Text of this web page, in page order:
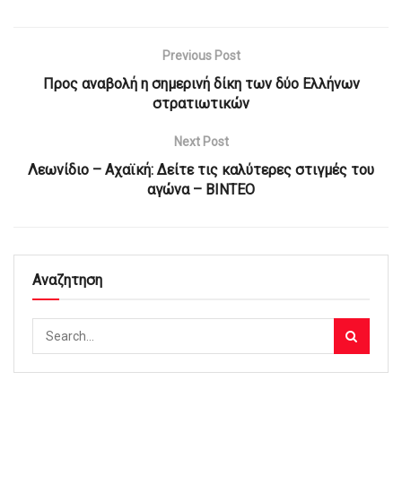
Previous Post
Προς αναβολή η σημερινή δίκη των δύο Ελλήνων
στρατιωτικών
Next Post
Λεωνίδιο – Αχαϊκή: Δείτε τις καλύτερες στιγμές του
αγώνα – ΒΙΝΤΕΟ
Αναζητηση